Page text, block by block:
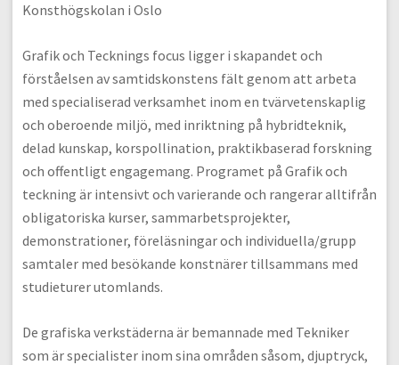
Konsthögskolan i Oslo
Grafik och Tecknings focus ligger i skapandet och
förståelsen av samtidskonstens fält genom att arbeta
med specialiserad verksamhet inom en tvärvetenskaplig
och oberoende miljö, med inriktning på hybridteknik,
delad kunskap, korspollination, praktikbaserad forskning
och offentligt engagemang. Programet på Grafik och
teckning är intensivt och varierande och rangerar alltifrån
obligatoriska kurser, sammarbetsprojekter,
demonstrationer, föreläsningar och individuella/grupp
samtaler med besökande konstnärer tillsammans med
studieturer utomlands.
De grafiska verkstäderna är bemannade med Tekniker
som är specialister inom sina områden såsom, djuptryck,